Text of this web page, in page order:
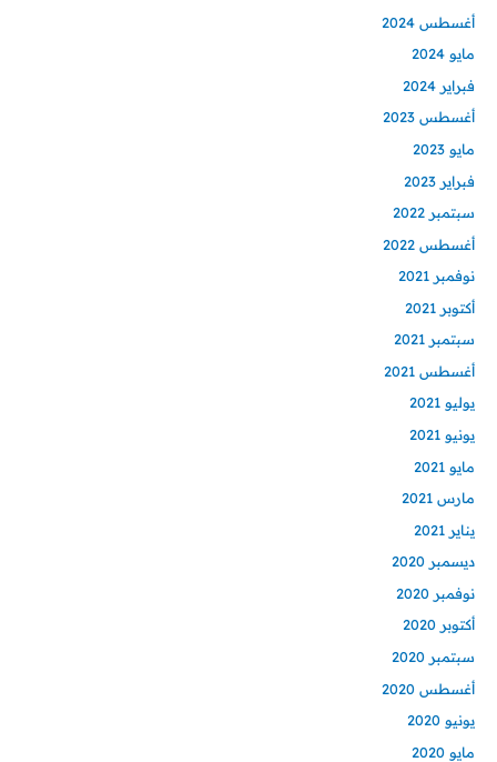
أغسطس 2024
مايو 2024
فبراير 2024
أغسطس 2023
مايو 2023
فبراير 2023
سبتمبر 2022
أغسطس 2022
نوفمبر 2021
أكتوبر 2021
سبتمبر 2021
أغسطس 2021
يوليو 2021
يونيو 2021
مايو 2021
مارس 2021
يناير 2021
ديسمبر 2020
نوفمبر 2020
أكتوبر 2020
سبتمبر 2020
أغسطس 2020
يونيو 2020
مايو 2020